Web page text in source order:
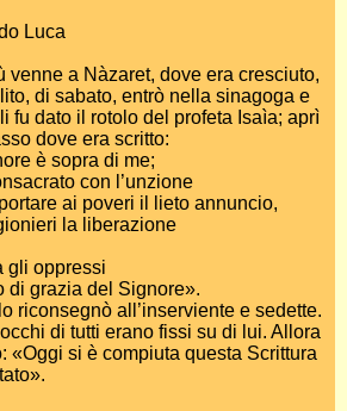
Luca
venne a Nàzaret, dove era cresciuto,
di sabato, entrò nella sinagoga e
fu dato il rotolo del profeta Isaìa; aprì
dove era scritto:
è sopra di me;
con l’unzione
ai poveri il lieto annuncio,
la liberazione
gli oppressi
di grazia del Signore».
riconsegnò all’inserviente e sedette.
di tutti erano fissi su di lui. Allora
«Oggi si è compiuta questa Scrittura